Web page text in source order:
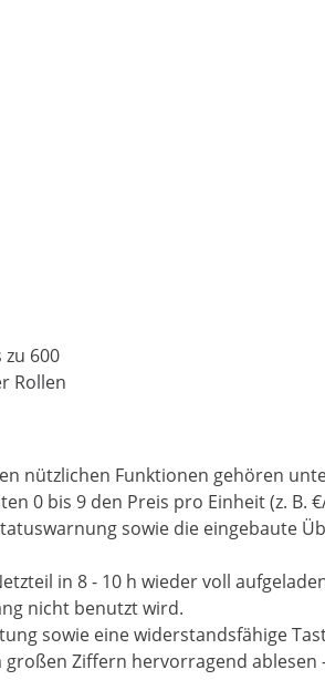
600
Rollen
nützlichen Funktionen gehören
0 bis 9 den Preis pro Einheit (z. B.
sowie die eingebaute
in 8 - 10 h wieder voll
nicht benutzt wird.
sowie eine widerstandsfähige
Ziffern hervorragend ablesen